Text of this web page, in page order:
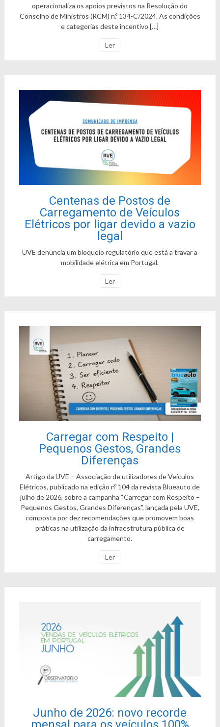
operacionaliza os apoios previstos na Resolução do
Conselho de Ministros (RCM) n.º 134-C/2024. As condições
e categorias deste incentivo […]
Ler
Centenas de Postos de
Carregamento de Veículos
Elétricos por ligar devido a vazio
legal
UVE denuncia um bloqueio regulatório que está a travar a
mobilidade elétrica em Portugal.
Ler
Carregar com Respeito |
Pequenos Gestos, Grandes
Diferenças
Artigo da UVE – Associação de utilizadores de Veículos
Elétricos, publicado na edição nº 104 da revista Blueauto de
julho de 2026, sobre a campanha “Carregar com Respeito –
Pequenos Gestos, Grandes Diferenças”, lançada pela UVE,
composta por dez recomendações que promovem boas
práticas na utilização da infraestrutura pública de
carregamento.
Ler
Junho de 2026: novo recorde